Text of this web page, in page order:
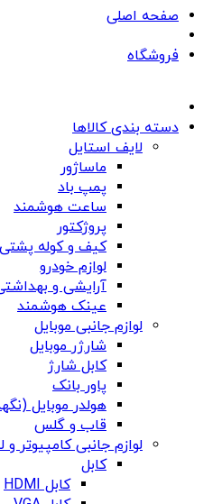
صفحه اصلی
فروشگاه
دسته بندی کالاها
لایف استایل
ماساژور
پمپ باد
ساعت هوشمند
پروژکتور
کیف و کوله پشتی
لوازم خودرو
آرایشی و
عینک هوشمند
لوازم جانبی موبایل
شارژر موبایل
کابل شارژ
پاور بانک
هولدر موبایل
قاب و گلس
لوازم جانبی کامپیوتر
کابل
کابل HDMI